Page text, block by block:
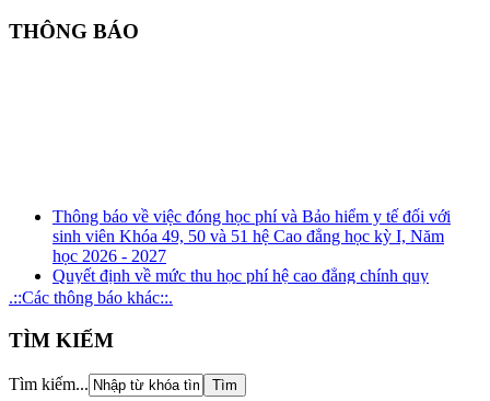
THÔNG BÁO
Thông báo về việc đóng học phí và Bảo hiểm y tế đối với
sinh viên Khóa 49, 50 và 51 hệ Cao đẳng học kỳ I, Năm
học 2026 - 2027
Quyết định về mức thu học phí hệ cao đẳng chính quy
(ngành đào tạo nghề) năm học 2026 - 2027
Kế hoạch tuyên truyền, phổ biến, giáo dục pháp luật về
phòng, chống tham nhũng, tiêu cực năm 2026
Kế hoạch tổ chức rà soát xung đột lợi ích năm 2026
Thông báo Kết quả xét thăng hạng chức danh nghề nghiệp
đối với giảng viên giáo dục nghề nghiệp từ hạng III lên
.::Các thông báo khác::.
TÌM KIẾM
Tìm kiếm...